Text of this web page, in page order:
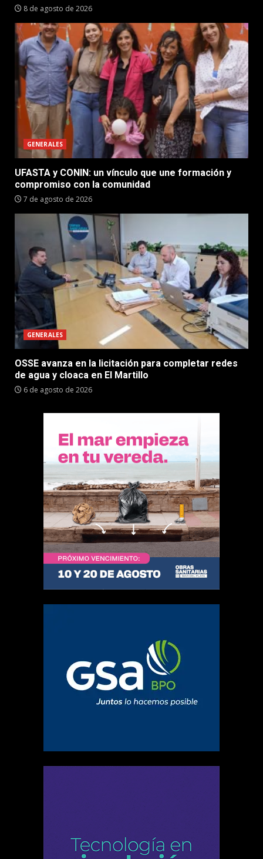
8 de agosto de 2026
GENERALES
UFASTA y CONIN: un vínculo que une formación y
compromiso con la comunidad
7 de agosto de 2026
GENERALES
OSSE avanza en la licitación para completar redes
de agua y cloaca en El Martillo
6 de agosto de 2026